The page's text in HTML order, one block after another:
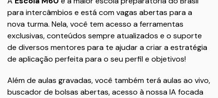
para intercâmbios e está com vagas abertas para a
nova turma. Nela, você tem acesso a ferramentas
exclusivas, conteúdos sempre atualizados e o suporte
de diversos mentores para te ajudar a criar a estratégia
de aplicação perfeita para o seu perfil e objetivos!
Além de aulas gravadas, você também terá aulas ao vivo,
buscador de bolsas abertas, acesso à nossa IA focada